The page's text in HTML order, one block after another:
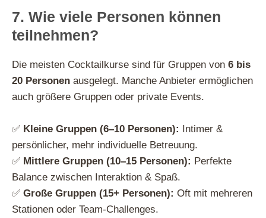
7. Wie viele Personen können
teilnehmen?
Die meisten Cocktailkurse sind für Gruppen von 6 bis
20 Personen ausgelegt. Manche Anbieter ermöglichen
auch größere Gruppen oder private Events.
✅ Kleine Gruppen (6–10 Personen): Intimer &
persönlicher, mehr individuelle Betreuung.
✅ Mittlere Gruppen (10–15 Personen): Perfekte
Balance zwischen Interaktion & Spaß.
✅ Große Gruppen (15+ Personen): Oft mit mehreren
Stationen oder Team-Challenges.